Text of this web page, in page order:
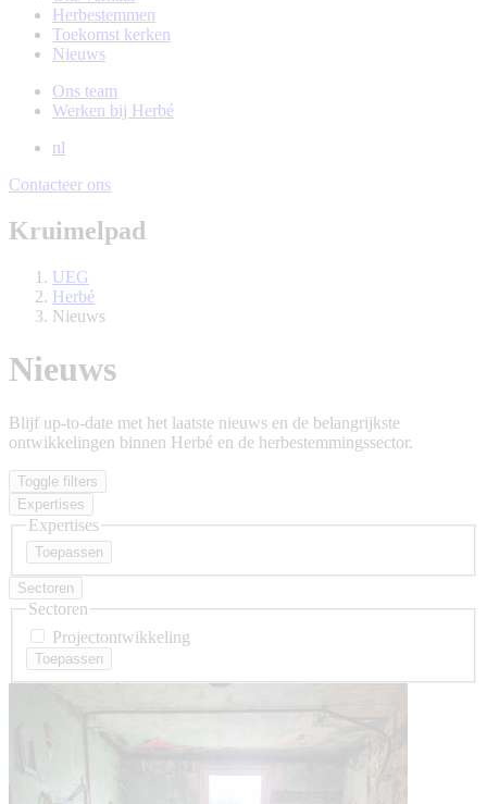
Herbestemmen
Toekomst kerken
Nieuws
Ons team
Werken bij Herbé
nl
Contacteer ons
Kruimelpad
UEG
Herbé
Nieuws
Nieuws
Blijf up-to-date met het laatste nieuws en de belangrijkste
ontwikkelingen binnen Herbé en de herbestemmingssector.
Toggle filters
Expertises
Expertises
Sectoren
Sectoren
Projectontwikkeling